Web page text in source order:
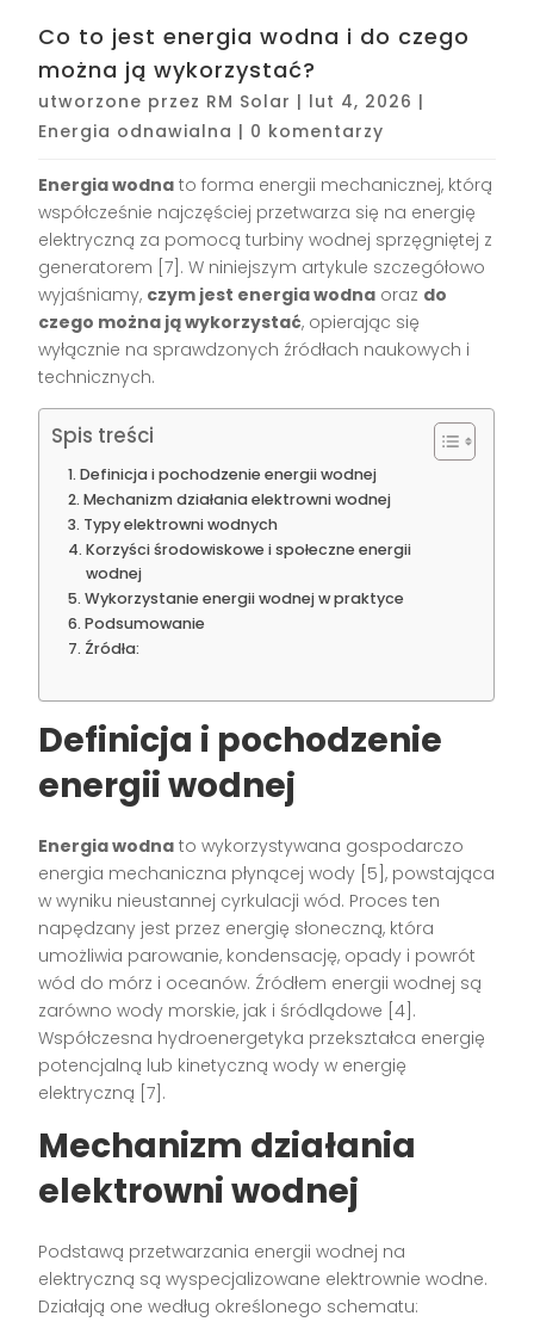
Co to jest energia wodna i do czego
można ją wykorzystać?
utworzone przez RM Solar | lut 4, 2026 |
Energia odnawialna | 0 komentarzy
Energia wodna to forma energii mechanicznej, którą
współcześnie najczęściej przetwarza się na energię
elektryczną za pomocą turbiny wodnej sprzęgniętej z
generatorem [7] . W niniejszym artykule szczegółowo
wyjaśniamy, czym jest energia wodna oraz do
czego można ją wykorzystać, opierając się
wyłącznie na sprawdzonych źródłach naukowych i
technicznych.
Spis treści
Definicja i pochodzenie energii wodnej
Mechanizm działania elektrowni wodnej
Typy elektrowni wodnych
Korzyści środowiskowe i społeczne energii
wodnej
Wykorzystanie energii wodnej w praktyce
Podsumowanie
Źródła:
Definicja i pochodzenie
energii wodnej
Energia wodna to wykorzystywana gospodarczo
energia mechaniczna płynącej wody [5], powstająca
w wyniku nieustannej cyrkulacji wód. Proces ten
napędzany jest przez energię słoneczną, która
umożliwia parowanie, kondensację, opady i powrót
wód do mórz i oceanów. Źródłem energii wodnej są
zarówno wody morskie, jak i śródlądowe [4] .
Współczesna hydroenergetyka przekształca energię
potencjalną lub kinetyczną wody w energię
elektryczną [7] .
Mechanizm działania
elektrowni wodnej
Podstawą przetwarzania energii wodnej na
elektryczną są wyspecjalizowane elektrownie wodne.
Działają one według określonego schematu: